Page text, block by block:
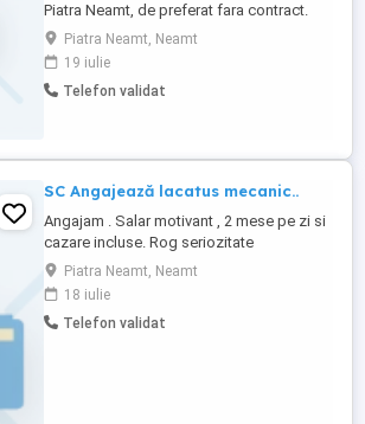
Piatra Neamt, de preferat fara contract.
Detin permis cat. B C CE, diploma
bacalaureat. Whatsapp 07 doi unu 079 5 1
9
Piatra Neamt, Neamt
19 iulie
Telefon validat
SC Angajează lacatus mecanic..
Angajam . Salar motivant , 2 mese pe zi si
cazare incluse. Rog seriozitate
Piatra Neamt, Neamt
18 iulie
Telefon validat